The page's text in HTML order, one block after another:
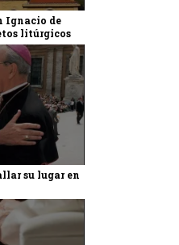
Ignacio de
litúrgicos
su lugar en